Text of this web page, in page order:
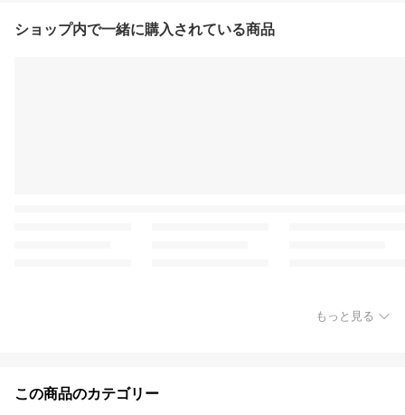
ショップ内で一緒に購入されている商品
もっと見る
この商品のカテゴリー